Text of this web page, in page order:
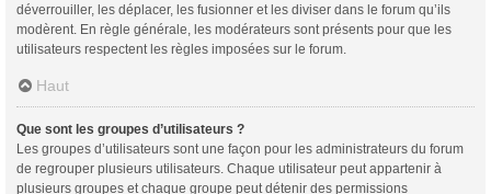
déverrouiller, les déplacer, les fusionner et les diviser dans le forum qu’ils
modèrent. En règle générale, les modérateurs sont présents pour que les
utilisateurs respectent les règles imposées sur le forum.
Haut
Que sont les groupes d’utilisateurs ?
Les groupes d’utilisateurs sont une façon pour les administrateurs du forum
de regrouper plusieurs utilisateurs. Chaque utilisateur peut appartenir à
plusieurs groupes et chaque groupe peut détenir des permissions